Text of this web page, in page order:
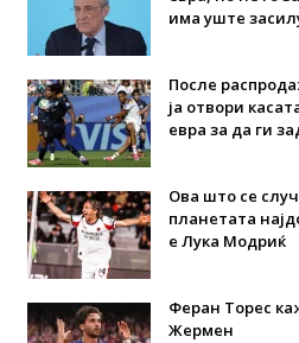
има уште
После
ја отвори
евра за да ги
Ова што се
планетата
е Лука Модриќ
Феран Торес
Жермен